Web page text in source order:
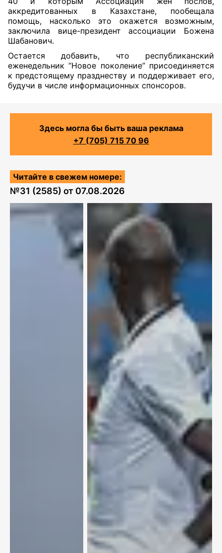
аккредитованных в Казахстане, пообещала
помощь, насколько это окажется возможным,
заключила вице-президент ассоциации Божена
Шабанович.
Остается добавить, что республиканский
еженедельник “Новое поколение” присоединяется
к предстоящему празднеству и поддерживает его,
будучи в числе информационных спонсоров.
Здесь могла бы быть ваша реклама
+7 (705) 715 70 96
Читайте в свежем номере:
№31 (2585) от 07.08.2026